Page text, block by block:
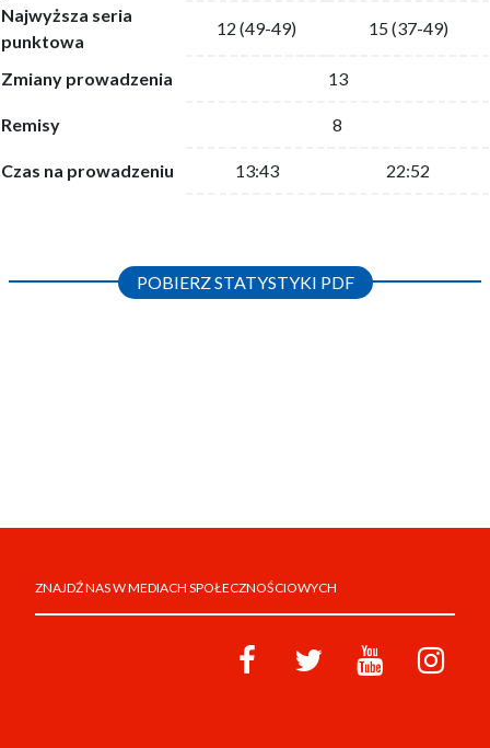
Najwyższa seria
punktowa
12 (49-49) 15 (37-49)
Zmiany prowadzenia 13
Remisy 8
Czas na prowadzeniu 13:43 22:52
POBIERZ STATYSTYKI PDF
ZNAJDŹ NAS W MEDIACH SPOŁECZNOŚCIOWYCH